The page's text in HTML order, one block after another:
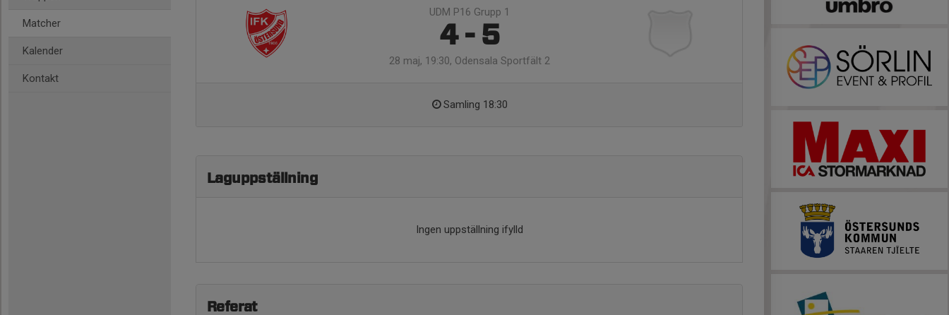
Matcher
Kalender
Kontakt
UDM P16 Grupp 1
4 - 5
28 maj, 19:30, Odensala Sportfält 2
Samling 18:30
Laguppställning
Ingen uppställning ifylld
Referat